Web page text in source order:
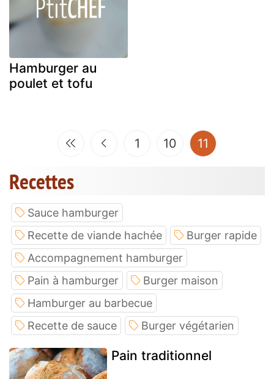
Hamburger au
poulet et tofu
1 10 11 (current)
Recettes
Sauce hamburger
Recette de viande hachée
Burger rapide
Accompagnement hamburger
Pain à hamburger
Burger maison
Hamburger au barbecue
Recette de sauce
Burger végétarien
Pain traditionnel